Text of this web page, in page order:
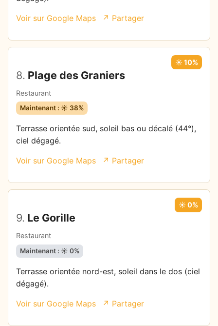
Voir sur Google Maps ↗ Partager
8. Plage des Graniers
Restaurant
☀️ 10%
Maintenant : ☀️ 38%
Terrasse orientée sud, soleil bas ou décalé (44°),
ciel dégagé.
Voir sur Google Maps ↗ Partager
9. Le Gorille
Restaurant
☀️ 0%
Maintenant : ☀️ 0%
Terrasse orientée nord-est, soleil dans le dos (ciel
dégagé).
Voir sur Google Maps ↗ Partager